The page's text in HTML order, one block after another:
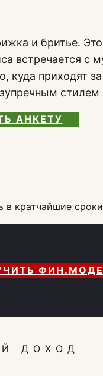
и бритье.
встречается с
куда приходят за
стилем
АНКЕТУ
в кратчайшие
ДОХОД